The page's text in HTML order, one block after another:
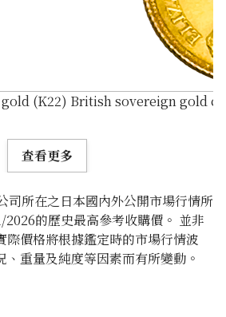
(K22) British sovereign gold
查看更多
所在之日本國內外公開市場行情所
的歷史最高參考收購價。 並非
際價格將根據鑑定時的市場行情波
、重量及純度等因素而有所變動。